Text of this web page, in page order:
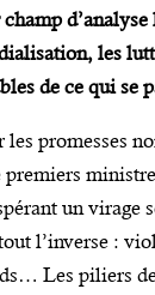
les
de ce qui se
les promesses
premiers
un virage
l’inverse :
Les piliers